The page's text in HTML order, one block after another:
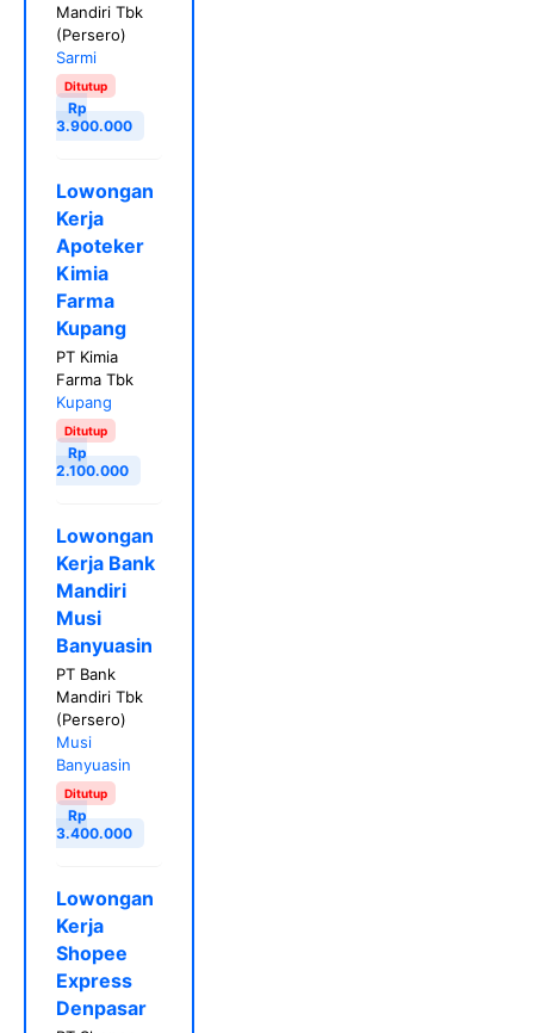
Mandiri Tbk
(Persero)
Sarmi
Ditutup
Rp
3.900.000
Lowongan
Kerja
Apoteker
Kimia
Farma
Kupang
PT Kimia
Farma Tbk
Kupang
Ditutup
Rp
2.100.000
Lowongan
Kerja Bank
Mandiri
Musi
Banyuasin
PT Bank
Mandiri Tbk
(Persero)
Musi
Banyuasin
Ditutup
Rp
3.400.000
Lowongan
Kerja
Shopee
Express
Denpasar